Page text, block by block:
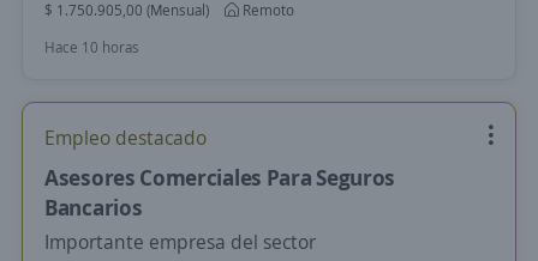
$ 1.750.905,00 (Mensual)
Remoto
Hace 10 horas
Empleo destacado
Asesores Comerciales Para Seguros
Bancarios
Importante empresa del sector